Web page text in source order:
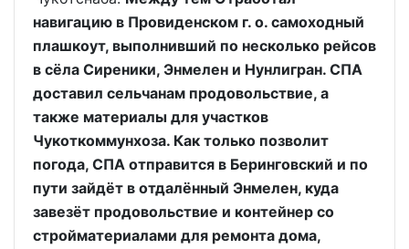
навигацию в Провиденском г. о. самоходный
плашкоут, выполнивший по несколько рейсов
в сёла Сиреники, Энмелен и Нунлигран. СПА
доставил сельчанам продовольствие, а
также материалы для участков
Чукоткоммунхоза. Как только позволит
погода, СПА отправится в Беринговский и по
пути зайдёт в отдалённый Энмелен, куда
завезёт продовольствие и контейнер со
стройматериалами для ремонта дома,